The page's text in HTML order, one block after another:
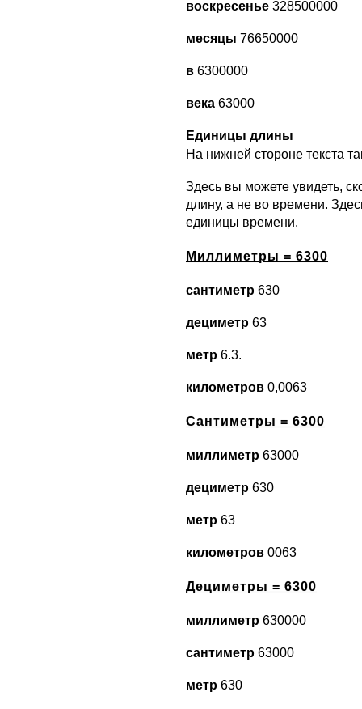
воскресенье 328500000
месяцы 76650000
в 6300000
века 63000
Единицы длины
На нижней стороне текста
Здесь вы можете увидеть,
длину, а не во времени.
единицы времени.
Миллиметры = 6300
сантиметр 630
дециметр 63
метр 6.3.
километров 0,0063
Сантиметры = 6300
миллиметр 63000
дециметр 630
метр 63
километров 0063
Дециметры = 6300
миллиметр 630000
сантиметр 63000
метр 630